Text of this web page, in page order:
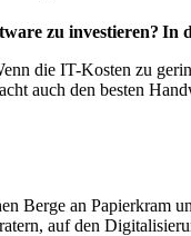
zu investieren?
die IT-Kosten zu
auch den besten
Berge an Papierkram
auf den